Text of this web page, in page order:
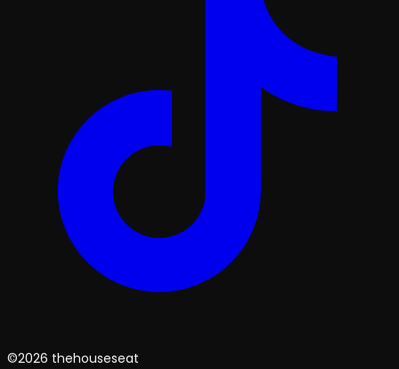
©2026 thehouseseat